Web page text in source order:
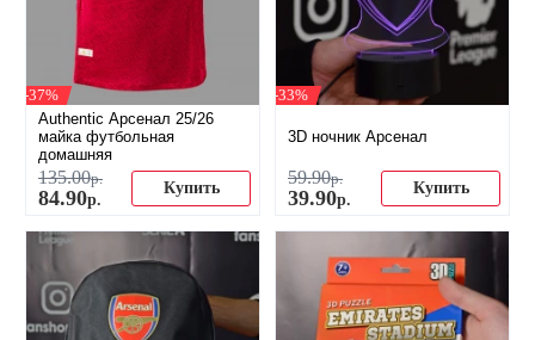
-37%
Authentic Арсенал 25/26
майка футбольная
домашняя
135.00р.
84.90р.
Купить
-33%
3D ночник Арсенал
59.90р.
39.90р.
Купить